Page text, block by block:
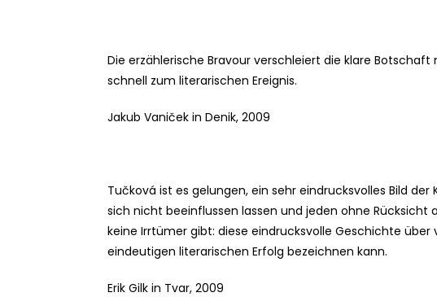
Die erzählerische Bravour verschleiert die klare
schnell zum literarischen Ereignis.
Jakub Vaniček in Denik, 2009
Tučková ist es gelungen, ein sehr eindrucksvolles Bild
sich nicht beeinflussen lassen und jeden ohne Rücksicht
keine Irrtümer gibt: diese eindrucksvolle Geschichte
eindeutigen literarischen Erfolg bezeichnen kann.
Erik Gilk in Tvar, 2009